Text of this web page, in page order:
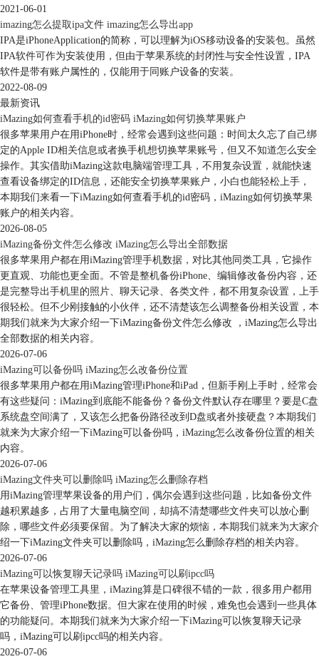
图4：iCloud备份
2、使用iTunes备份
如果你不想花钱升级iCloud存储空间，可以使用iTunes进行备份。表面是
iTunes是一一款音乐软件，但是也提供了手机备份功能，需要手机成功连
接电脑后才会显示备份功能。并不直观，因此并不推荐大家使用。
3、使用第三方备份工具
除了苹果自家的iCloud和iTunes，还有很多第三方工具可以用来备份
iPhone数据。比如iMazing这款工具。相比于iCloud，iMazing能保留多个
备份版本，便于在需要时选择性恢复某一时间点的数据。可以在iMazing
管理快照中恢复指定版本。
图6：iMazing
三、总结
本文为大家介绍了iPhone16怎么买划算，iPhone16换机怎么备份。通过本
文的介绍，你应该已经知道了如何购买iPhone16最划算，例如通过以旧换
2021-06-01
imazing怎么提取ipa文件 imazing怎么导出app
IPA是iPhoneApplication的简称，可以理解为iOS移动设备的安装包。虽然
IPA软件可作为安装使用，但由于苹果系统的封闭性与安全性设置，IPA
软件是带有账户属性的，仅能用于同账户设备的安装。
2022-08-09
最新资讯
iMazing如何查看手机的id密码 iMazing如何切换苹果账户
很多苹果用户在用iPhone时，经常会遇到这些问题：时间太久忘了自己绑
定的Apple ID相关信息或者换手机想切换苹果账号，但又不知道怎么安全
操作。其实借助iMazing这款电脑端管理工具，不用复杂设置，就能快速
查看设备绑定的ID信息，还能安全切换苹果账户，小白也能轻松上手，
本期我们来看一下iMazing如何查看手机的id密码，iMazing如何切换苹果
账户的相关内容。
2026-08-05
iMazing备份文件怎么修改 iMazing怎么导出全部数据
很多苹果用户都在用iMazing管理手机数据，对比其他同类工具，它操作
更直观、功能也更全面。不管是整机备份iPhone、编辑修改备份内容，还
是完整导出手机里的照片、聊天记录、各类文件，都不用复杂设置，上手
很轻松。但不少刚接触的小伙伴，还不清楚该怎么调整备份相关设置，本
期我们就来为大家介绍一下iMazing备份文件怎么修改 ，iMazing怎么导出
全部数据的相关内容。
2026-07-06
iMazing可以备份吗 iMazing怎么改备份位置
很多苹果用户都在用iMazing管理iPhone和iPad，但新手刚上手时，经常会
有这些疑问：iMazing到底能不能备份？备份文件默认存在哪里？要是C盘
系统盘空间满了，又该怎么把备份路径改到D盘或者外接硬盘？本期我们
就来为大家介绍一下iMazing可以备份吗，iMazing怎么改备份位置的相关
内容。
2026-07-06
iMazing文件夹可以删除吗 iMazing怎么删除存档
用iMazing管理苹果设备的用户们，偶尔会遇到这些问题，比如备份文件
越积累越多，占用了大量电脑空间，却搞不清楚哪些文件夹可以放心删
除，哪些文件必须要保留。为了解决大家的烦恼，本期我们就来为大家介
绍一下iMazing文件夹可以删除吗，iMazing怎么删除存档的相关内容。
2026-07-06
iMazing可以恢复聊天记录吗 iMazing可以刷ipcc吗
在苹果设备管理工具里，iMazing算是口碑很不错的一款，很多用户都用
它备份、管理iPhone数据。但大家在使用的时候，难免也会遇到一些具体
的功能疑问。本期我们就来为大家介绍一下iMazing可以恢复聊天记录
吗，iMazing可以刷ipcc吗的相关内容。
2026-07-06